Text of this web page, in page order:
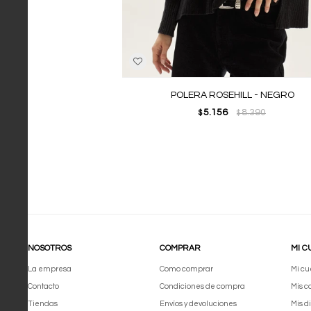
POLERA ROSEHILL - NEGRO
$5.156 $8.390
NOSOTROS
La empresa
Contacto
Tiendas
COMPRAR
Como comprar
Condiciones de compra
Envíos y devoluciones
MI
Mi
Mis
Mis